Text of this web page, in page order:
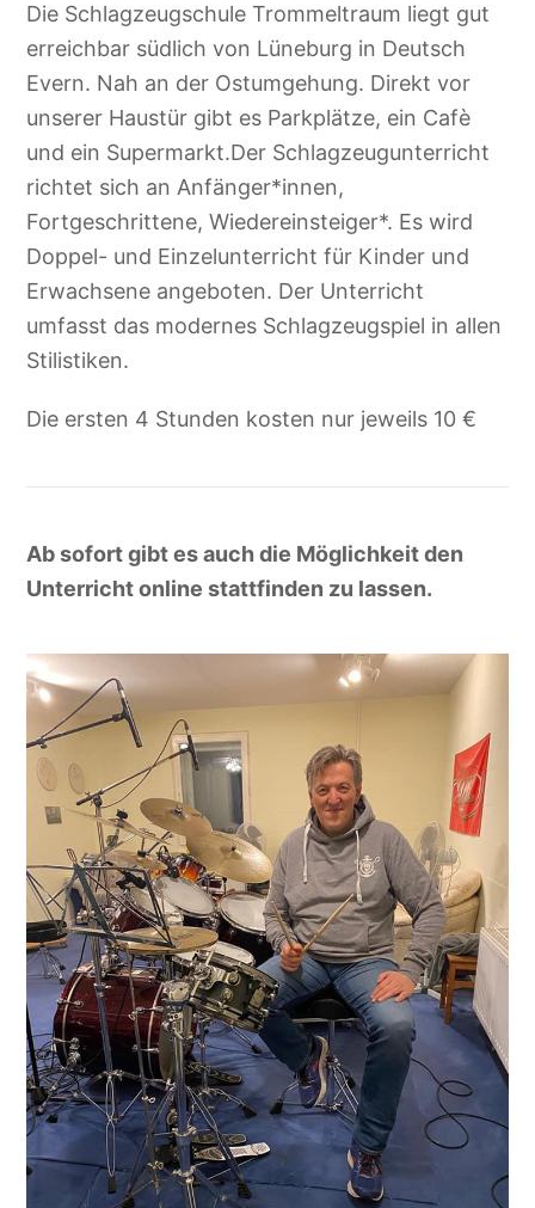
Die Schlagzeugschule Trommeltraum liegt gut
erreichbar südlich von Lüneburg in Deutsch
Evern. Nah an der Ostumgehung. Direkt vor
unserer Haustür gibt es Parkplätze, ein Cafè
und ein Supermarkt.Der Schlagzeugunterricht
richtet sich an Anfänger*innen,
Fortgeschrittene, Wiedereinsteiger*. Es wird
Doppel- und Einzelunterricht für Kinder und
Erwachsene angeboten. Der Unterricht
umfasst das modernes Schlagzeugspiel in allen
Stilistiken.
Die ersten 4 Stunden kosten nur jeweils 10 €
Ab sofort gibt es auch die Möglichkeit den
Unterricht online stattfinden zu lassen.